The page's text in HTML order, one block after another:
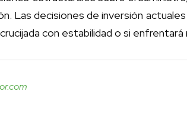
Las decisiones de inversión
con estabilidad o si enfrentará